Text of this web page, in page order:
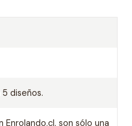
diseños.
son sólo una